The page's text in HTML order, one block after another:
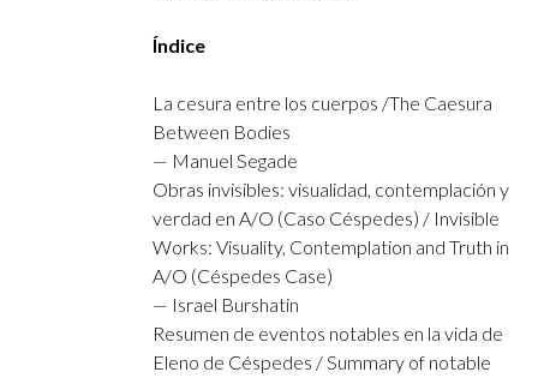
​Índice
La cesura entre los cuerpos​ /The Caesura
Between Bodies​
—​ Manuel Segade​
Obras invisibles: visualidad, contemplación​ y
verdad en A/O (Caso Céspedes)​ / Invisible
Works: Visuality, Contemplation​ and Truth in
A/O (Céspedes Case)​
—​ Israel Burshatin​
Resumen de eventos notables​ en la vida de
Eleno de Céspedes​ / Summary of notable